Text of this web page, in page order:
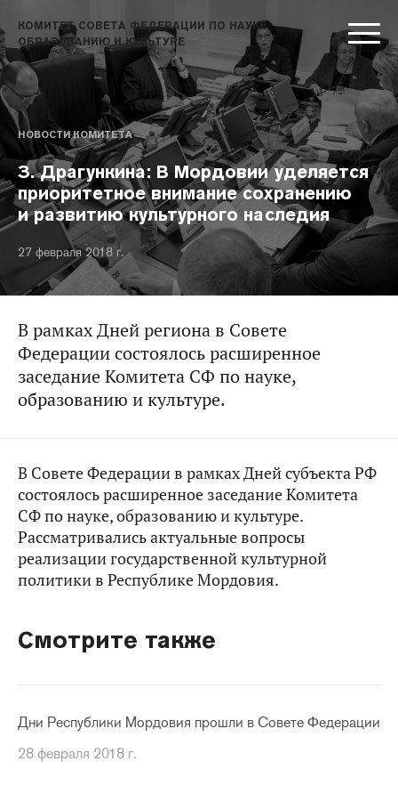
КОМИТЕТ СОВЕТА ФЕДЕРАЦИИ ПО НАУКЕ,
ОБРАЗОВАНИЮ И КУЛЬТУРЕ
НОВОСТИ КОМИТЕТА
З. Драгункина: В Мордовии уделяется
приоритетное внимание сохранению
и развитию культурного наследия
27 февраля 2018 г.
В рамках Дней региона в Совете
Федерации состоялось расширенное
заседание Комитета СФ по науке,
образованию и культуре.
В Совете Федерации в рамках Дней субъекта РФ
состоялось расширенное заседание Комитета
СФ по науке, образованию и культуре.
Рассматривались актуальные вопросы
реализации государственной культурной
политики в Республике Мордовия.
Смотрите также
Дни Республики Мордовия прошли в Совете Федерации
28 февраля 2018 г.